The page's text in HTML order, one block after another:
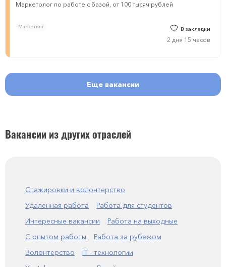
Маркетолог по работе с базой, от 100 тысяч рублей
Маркетинг В закладки
2 дня 15 часов
Еще вакансии
Вакансии из других отраслей
Стажировки и волонтерство
Удаленная работа
Работа для студентов
Интересные вакансии
Работа на выходные
С опытом работы
Работа за рубежом
Волонтерство
IT - технологии